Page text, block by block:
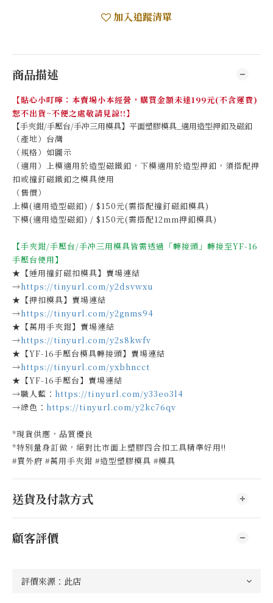
加入追蹤清單
商品描述
【貼心小叮嚀：本賣場小本經營，購買金額未達199元(不含運費)
恕不出貨~不便之處敬請見諒!!】
【手夾鉗/手壓台/手冲三用模具】平面塑膠模具_適用造型押釦及磁釦
（產地）台灣
（規格）如圖示
（適用）上模適用於造型磁鐵釦，下模適用於造型押釦，須搭配押
扣或撞釘磁鐵釦之模具使用
（售價）
上模(適用造型磁釦) / $150元(需搭配撞釘磁釦模具)
下模(適用造型磁釦) / $150元(需搭配12mm押釦模具)
【手夾鉗/手壓台/手冲三用模具皆需透過「轉接頭」轉接至YF-16
手壓台使用】
★【通用撞釘磁扣模具】賣場連結
→https://tinyurl.com/y2dsvwxu
★【押扣模具】賣場連結
→https://tinyurl.com/y2gnms94
★【萬用手夾鉗】賣場連結
→https://tinyurl.com/y2s8kwfv
★【YF-16手壓台模具轉接頭】賣場連結
→https://tinyurl.com/yxbhncct
★【YF-16手壓台】賣場連結
→職人藍： https://tinyurl.com/y33eo3l4
→綠色： https://tinyurl.com/y2kc76qv
*現貨供應，品質優良
*特別量身訂做，絕對比市面上塑膠四合扣工具精準好用!!
#買外府 #萬用手夾鉗 #造型塑膠模具 #模具
送貨及付款方式
顧客評價